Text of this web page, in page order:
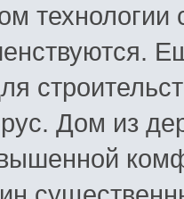
технологии
Дом из